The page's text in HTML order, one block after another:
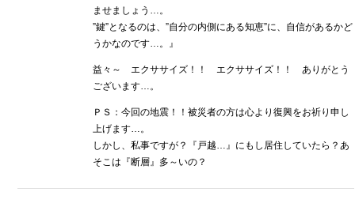
ませましょう…。
”鍵”となるのは、”自分の内側にある知恵”に、自信があるかど
うかなのです…。』
益々～ エクササイズ！！ エクササイズ！！ ありがとう
ございます…。
ＰＳ：今回の地震！！被災者の方は心より復興をお祈り申し
上げます…。
しかし、私事ですが？『戸越…』にもし居住していたら？あ
そこは『断層』多～いの？